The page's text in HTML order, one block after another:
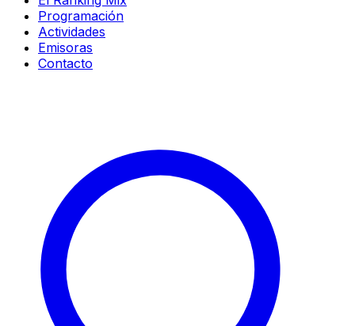
Programación
Actividades
Emisoras
Contacto